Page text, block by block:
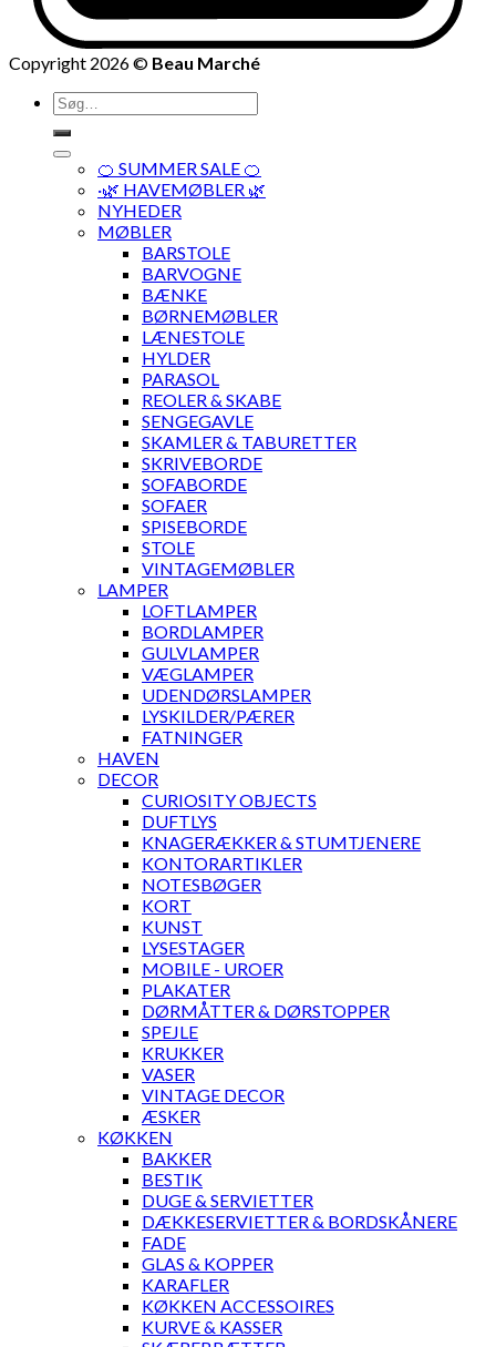
Copyright 2026 © Beau Marché
Søg
efter:
🍊 SUMMER SALE 🍊
·🌿 HAVEMØBLER 🌿
NYHEDER
MØBLER
BARSTOLE
BARVOGNE
BÆNKE
BØRNEMØBLER
LÆNESTOLE
HYLDER
PARASOL
REOLER & SKABE
SENGEGAVLE
SKAMLER & TABURETTER
SKRIVEBORDE
SOFABORDE
SOFAER
SPISEBORDE
STOLE
VINTAGEMØBLER
LAMPER
LOFTLAMPER
BORDLAMPER
GULVLAMPER
VÆGLAMPER
UDENDØRSLAMPER
LYSKILDER/PÆRER
FATNINGER
HAVEN
DECOR
CURIOSITY OBJECTS
DUFTLYS
KNAGERÆKKER & STUMTJENERE
KONTORARTIKLER
NOTESBØGER
KORT
KUNST
LYSESTAGER
MOBILE - UROER
PLAKATER
DØRMÅTTER & DØRSTOPPER
SPEJLE
KRUKKER
VASER
VINTAGE DECOR
ÆSKER
KØKKEN
BAKKER
BESTIK
DUGE & SERVIETTER
DÆKKESERVIETTER & BORDSKÅNERE
FADE
GLAS & KOPPER
KARAFLER
KØKKEN ACCESSOIRES
KURVE & KASSER